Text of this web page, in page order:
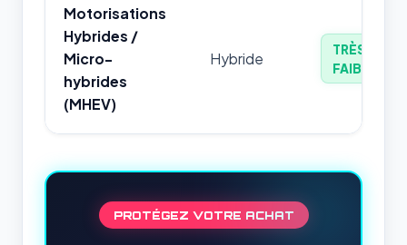
Motorisations
Hybrides /
Micro-
hybrides
(MHEV)
Hybride
TRÈS
FAIBLE
PROTÉGEZ VOTRE ACHAT